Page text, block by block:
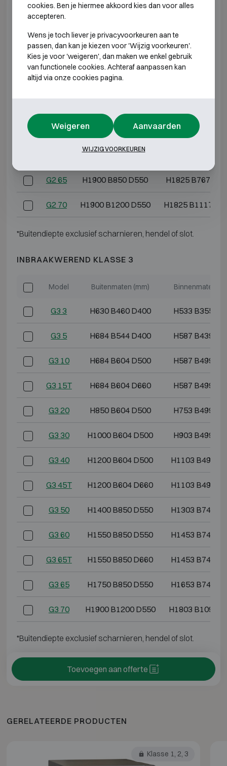
G2 5 H600 B500 D475 H525 B417
G2 10 H600 B600 D500 H525 B517
G2 20 H800 B600 D500 H725 B517
G2 30 H1000 B600 D500
G2 50 H1400 B850 D550 H1325 B767
H1550 B850 D550
G2 65 H1900 B850 D550 H1825 B767
G2 70 H1900 B1200 D550 H1825 B1117
*Buitendiepte exclusief scharnieren, hendel of slot.
INBRAAKWEREND KLASSE 3
Model Buitenmaten (mm) Binnenmaten
G3 3 H630 B460 D400 H533 B355
G3 5 H684 B544 D400 H587 B439
G3 10 H684 B604 D500 H587 B499
G3 15T H684 B604 D660 H587 B499
G3 20 H850 B604 D500 H753 B499
G3 30 H1000 B604 D500 H903 B499
G3 40 H1200 B604 D500 H1103 B499
G3 45T H1200 B604 D660 H1103 B499
G3 50 H1400 B850 D550 H1303 B745
G3 60 H1550 B850 D550 H1453 B745
G3 65T H1550 B850 D660 H1453 B745
G3 65 H1750 B850 D550 H1653 B745
G3 70 H1900 B1200 D550 H1803 B1095
*Buitendiepte exclusief scharnieren, hendel of slot.
Toevoegen aan offerte
GERELATEERDE PRODUCTEN
Klasse 1, 2, 3
cookies. Ben je hiermee akkoord kies dan voor alles
accepteren.
Wens je toch liever je privacyvoorkeuren aan te
passen, dan kan je kiezen voor 'Wijzig voorkeuren'.
Kies je voor 'weigeren', dan maken we enkel gebruik
van functionele cookies. Achteraf aanpassen kan
altijd via onze cookies pagina.
Weigeren Aanvaarden
WIJZIG VOORKEUREN